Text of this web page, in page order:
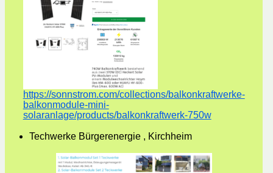
https://sonnstrom.com/collections/balkonkraftwerke-
balkonmodule-mini-
solaranlage/products/balkonkraftwerk-750w
Techwerke Bürgerenergie , Kirchheim